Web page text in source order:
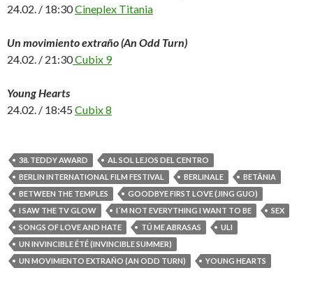
24.02. / 18:30Cineplex Titania
Un movimiento extraño (An Odd Turn)
24.02. / 21:30Cubix 9
Young Hearts
24.02. / 18:45 Cubix 8
38. TEDDY AWARD
AL SOL LEJOS DEL CENTRO
BERLIN INTERNATIONAL FILM FESTIVAL
BERLINALE
BETÂNIA
BETWEEN THE TEMPLES
GOODBYE FIRST LOVE (JING GUO)
I SAW THE TV GLOW
I´M NOT EVERYTHING I WANT TO BE
SEX
SONGS OF LOVE AND HATE
TÚ ME ABRASAS
ULI
UN INVINCIBLE ÉTÉ (INVINCIBLE SUMMER)
UN MOVIMIENTO EXTRAÑO (AN ODD TURN)
YOUNG HEARTS